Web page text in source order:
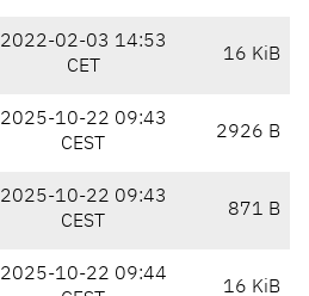
2022-02-03 14:53
CET
16 KiB
2025-10-22 09:43
CEST
2926 B
2025-10-22 09:43
CEST
871 B
2025-10-22 09:44
16 KiB